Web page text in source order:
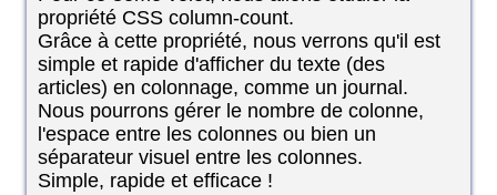
propriété CSS column-count.
Grâce à cette propriété, nous verrons qu'il est
simple et rapide d'afficher du texte (des
articles) en colonnage, comme un journal.
Nous pourrons gérer le nombre de colonne,
l'espace entre les colonnes ou bien un
séparateur visuel entre les colonnes.
Simple, rapide et efficace !